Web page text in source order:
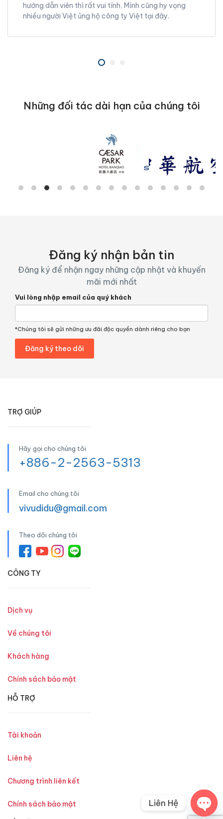
hướng dẫn viên thì rất vui tính, Mình cũng hy vọng
nhiều người Việt ủng hộ công ty Việt tại đây.
Những đối tác dài hạn của chúng tôi
Đăng ký nhận bản tin
Đăng ký để nhận ngay những cập nhật và khuyến
mãi mới nhất
Vui lòng nhập email của quý khách
*Chúng tôi sẽ gửi những ưu đãi độc quyền dành riêng cho bạn
TRỢ GIÚP
Hãy gọi cho chúng tôi
+886-2-2563-5313
Email cho chúng tôi
vivudidu@gmail.com
Theo dõi chúng tôi
CÔNG TY
Dịch vụ
Về chúng tôi
Khách hàng
Chính sách bảo mật
HỖ TRỢ
Tài khoản
Liên hệ
Chương trình liên kết
Chính sách bảo mật Liên Hệ